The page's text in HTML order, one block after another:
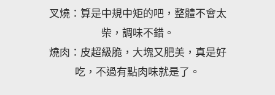
叉燒：算是中規中矩的吧，整體不會太
柴，調味不錯。
燒肉：皮超級脆，大塊又肥美，真是好
吃，不過有點肉味就是了。